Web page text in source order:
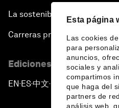
Esta página
Las cookies
para
anuncios,
sociales y
compartimos
que haga del
partners de
análisis web,
La sostenibilidad en el Foro
Carreras profesionales
Ediciones en otros
EN ▪ES▪中文▪ 日本語